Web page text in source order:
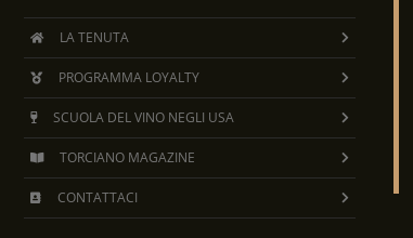
LA TENUTA
PROGRAMMA LOYALTY
SCUOLA DEL VINO NEGLI USA
TORCIANO MAGAZINE
CONTATTACI